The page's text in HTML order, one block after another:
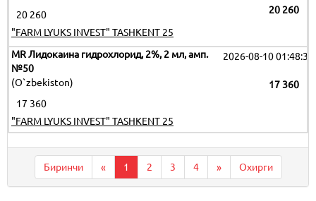
20 260
20 260
"FARM LYUKS INVEST" TASHKENT 25
MR Лидокаина гидрохлорид, 2%, 2 мл, амп.
№50
(O`zbekiston)
2026-08-10 01:48:35
17 360
17 360
"FARM LYUKS INVEST" TASHKENT 25
Биринчи « 1 2 3 4 » Охирги